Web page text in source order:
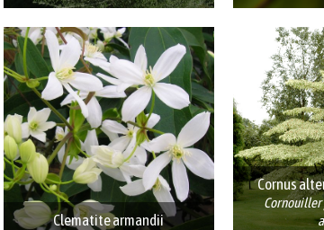
Clematite armandii
Cornus
Cornouiller